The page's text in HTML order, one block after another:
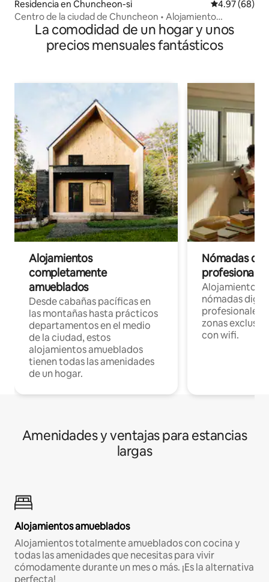
Residencia en Chuncheon-si Calificación
4.97 (68)
Centro de la ciudad de Chuncheon • Alojamiento
encantador • Sala espaciosa • Hasta 4 personas • Legoland
• A 2 minutos de Chuncheon IC
La comodidad de un hogar y unos
precios mensuales fantásticos
Alojamientos
completamente
amueblados
Desde cabañas pacíficas en
las montañas hasta prácticos
departamentos en el medio
de la ciudad, estos
alojamientos amueblados
tienen todas las amenidades
de un hogar.
Nómadas
Alojamientos
nómadas
profesionales
zonas
con wifi.
Amenidades y ventajas para estancias
largas
Alojamientos amueblados
Alojamientos totalmente amueblados con cocina y
todas las amenidades que necesitas para vivir
cómodamente durante un mes o más. ¡Es la alternativa
perfecta!